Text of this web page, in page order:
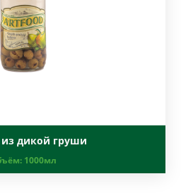
дикой груши
1000мл